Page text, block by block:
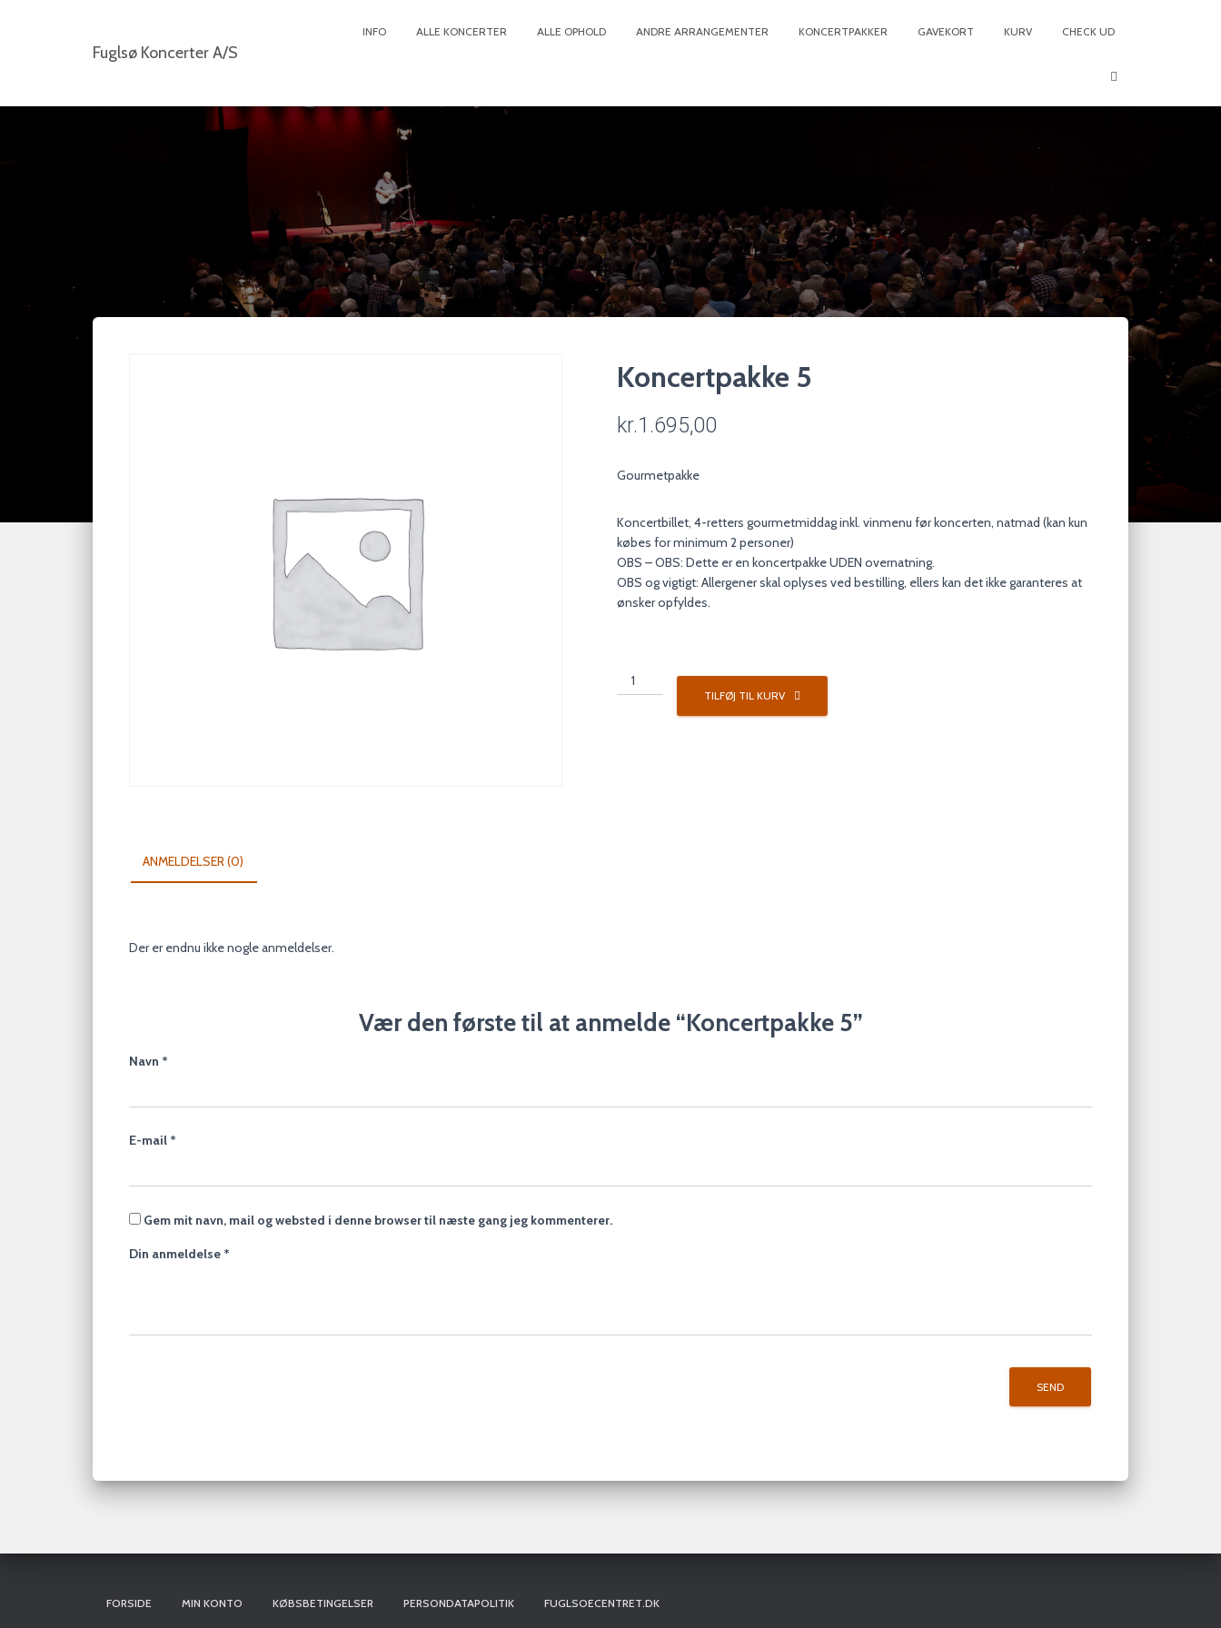
Fuglsø Koncerter A/S
INFO ALLE KONCERTER ALLE OPHOLD ANDRE ARRANGEMENTER KONCERTPAKKER GAVEKORT KURV CHECK UD
Koncertpakke 5
kr.1.695,00
Gourmetpakke
Koncertbillet, 4-retters gourmetmiddag inkl. vinmenu før koncerten, natmad (kan kun
købes for minimum 2 personer)
OBS – OBS: Dette er en koncertpakke UDEN overnatning.
OBS og vigtigt: Allergener skal oplyses ved bestilling, ellers kan det ikke garanteres at
ønsker opfyldes.
Koncertpakke
5
TILFØJ TIL KURV
ANMELDELSER (0)
Der er endnu ikke nogle anmeldelser.
Vær den første til at anmelde “Koncertpakke 5”
Navn *
E-mail *
Gem mit navn, mail og websted i denne browser til næste gang jeg kommenterer.
Din anmeldelse *
FORSIDE MIN KONTO KØBSBETINGELSER PERSONDATAPOLITIK FUGLSOECENTRET.DK